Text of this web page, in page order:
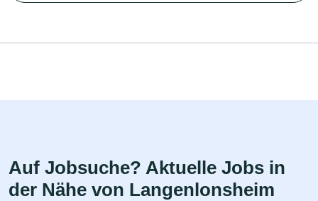
Auf Jobsuche? Aktuelle Jobs in
der Nähe von Langenlonsheim